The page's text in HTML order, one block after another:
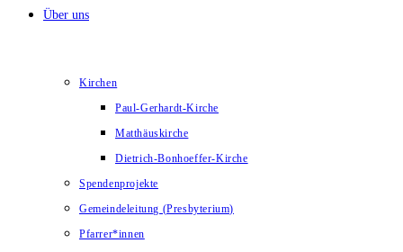
Über uns
Kirchen
Paul-Gerhardt-Kirche
Matthäuskirche
Dietrich-Bonhoeffer-Kirche
Spendenprojekte
Gemeindeleitung (Presbyterium)
Pfarrer*innen